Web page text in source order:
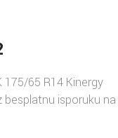
175/65 R14 Kinergy
besplatnu isporuku na